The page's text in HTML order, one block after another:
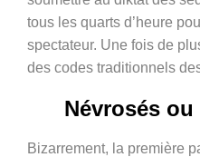
tous les quarts d’heure
spectateur. Une fois de
des codes traditionnels
Névrosés
Bizarrement, la première